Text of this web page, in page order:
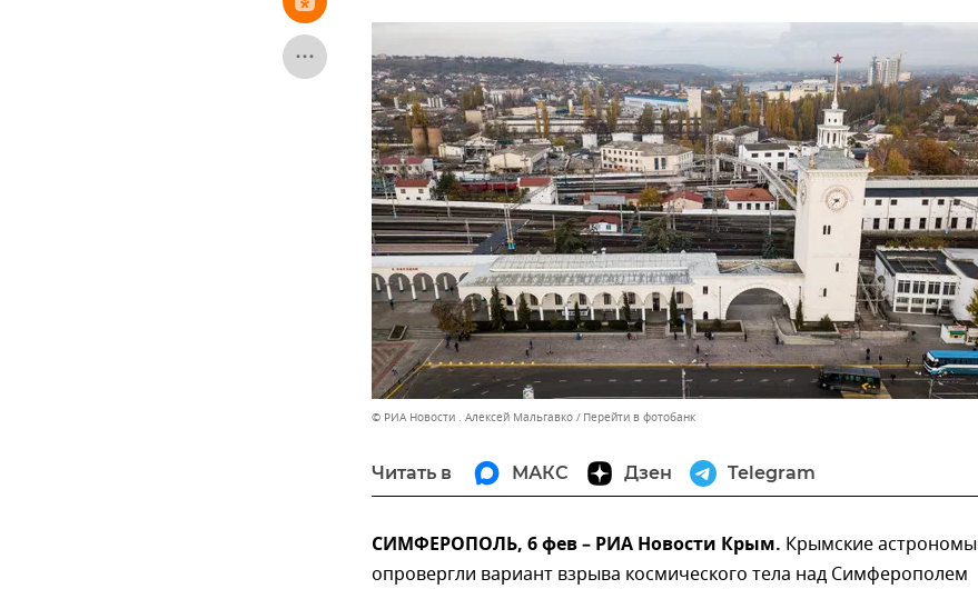
© РИА Новости . Алексей Мальгавко Перейти в фотобанк
Читать в МАКС Дзен Telegram
СИМФЕРОПОЛЬ, 6 фев – РИА Новости Крым. Крымские астрономы
опровергли вариант взрыва космического тела над Симферополем